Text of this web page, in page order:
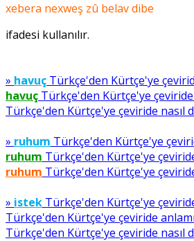
xebera nexweş zû belav dibe
ifadesi kullanılır.
» havuç Türkçe'den Kürtçe'ye
havuç Türkçe'den Kürtçe'ye çeviride
Türkçe'den Kürtçe'ye çeviride nasıl
» ruhum Türkçe'den Kürtçe'ye
ruhum Türkçe'den Kürtçe'ye
ruhum Türkçe'den Kürtçe'ye
» istek Türkçe'den Kürtçe'ye
Türkçe'den Kürtçe'ye çeviride
Türkçe'den Kürtçe'ye çeviride nasıl